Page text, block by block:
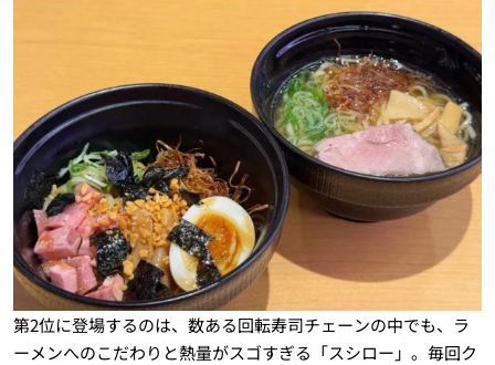
第2位に登場するのは、数ある回転寿司チェーンの中でも、ラ
ーメンへのこだわりと熱量がスゴすぎる「スシロー」。毎回ク